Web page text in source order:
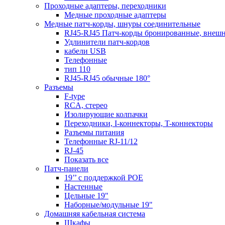
Проходные адаптеры, переходники
Медные проходные адаптеры
Медные патч-корды, шнуры соединительные
RJ45-RJ45 Патч-корды бронированные,
Удлинители патч-кордов
кабели USB
Телефонные
тип 110
RJ45-RJ45 обычные 180°
Разъемы
F-type
RCA, стерео
Изолирующие колпачки
Переходники, I-коннекторы, T-коннекторы
Разъемы питания
Телефонные RJ-11/12
RJ-45
Показать все
Патч-панели
19’’ с поддержкой POE
Настенные
Цельные 19"
Наборные/модульные 19"
Домашняя кабельная система
Шкафы